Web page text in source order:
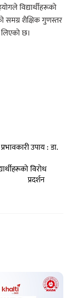
विद्यार्थीहरूको
समग्र शैक्षिक गुणस्तर
लिएको छ।
उपाय : डा.
विरोध
प्रदर्शन